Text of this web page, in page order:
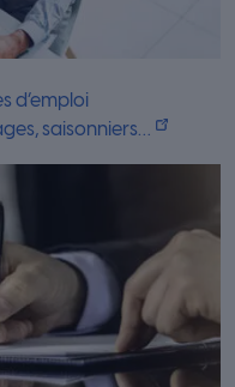
d’emploi
saisonniers…